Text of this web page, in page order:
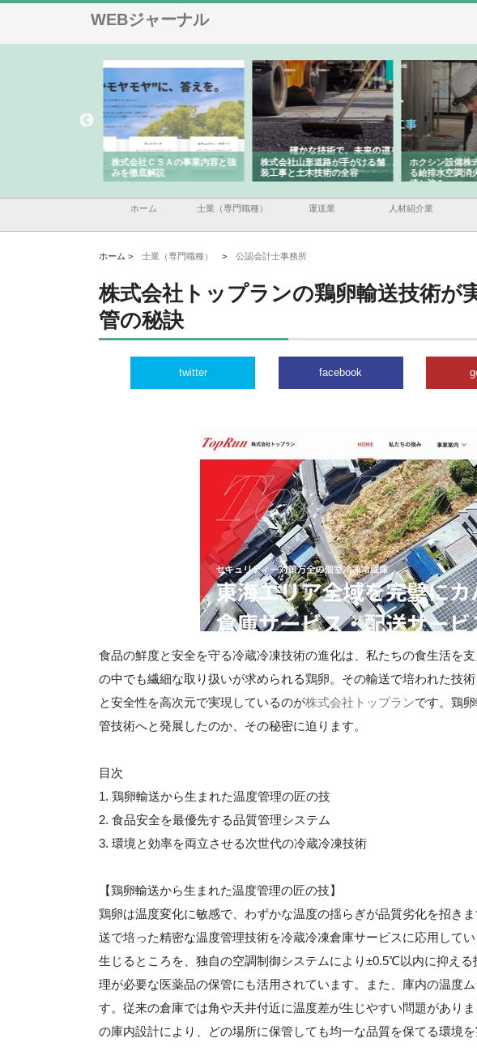
WEBジャーナル
株式会社ＣＳＡの事業内容と強
みを徹底解説
株式会社山形道路が手がける舗
装工事と土木技術の全容
ホクシン設備株
る給排水空調消
績と強み
ホーム 士業（専門職種） 運送業 人材紹介業
ホーム > 士業（専門職種） > 公認会計士事務所
株式会社トップランの鶏卵輸送技術が
管の秘訣
twitter facebook
食品の鮮度と安全を守る冷蔵冷凍技術の進化は、私たちの食生活を
の中でも繊細な取り扱いが求められる鶏卵。その輸送で培われた技
と安全性を高次元で実現しているのが株式会社トップランです。鶏
管技術へと発展したのか、その秘密に迫ります。
目次
1. 鶏卵輸送から生まれた温度管理の匠の技
2. 食品安全を最優先する品質管理システム
3. 環境と効率を両立させる次世代の冷蔵冷凍技術
【鶏卵輸送から生まれた温度管理の匠の技】
鶏卵は温度変化に敏感で、わずかな温度の揺らぎが品質劣化を招き
送で培った精密な温度管理技術を冷蔵冷凍倉庫サービスに応用して
生じるところを、独自の空調制御システムにより±0.5℃以内に抑え
理が必要な医薬品の保管にも活用されています。また、庫内の温度
す。従来の倉庫では角や天井付近に温度差が生じやすい問題があり
の庫内設計により、どの場所に保管しても均一な品質を保てる環境を